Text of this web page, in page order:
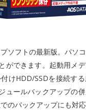
ソフトの最新版。パソ
ができます。起動用メ
けHDD/SSDを接続す
ュールバックアップの
のバックアップにも対